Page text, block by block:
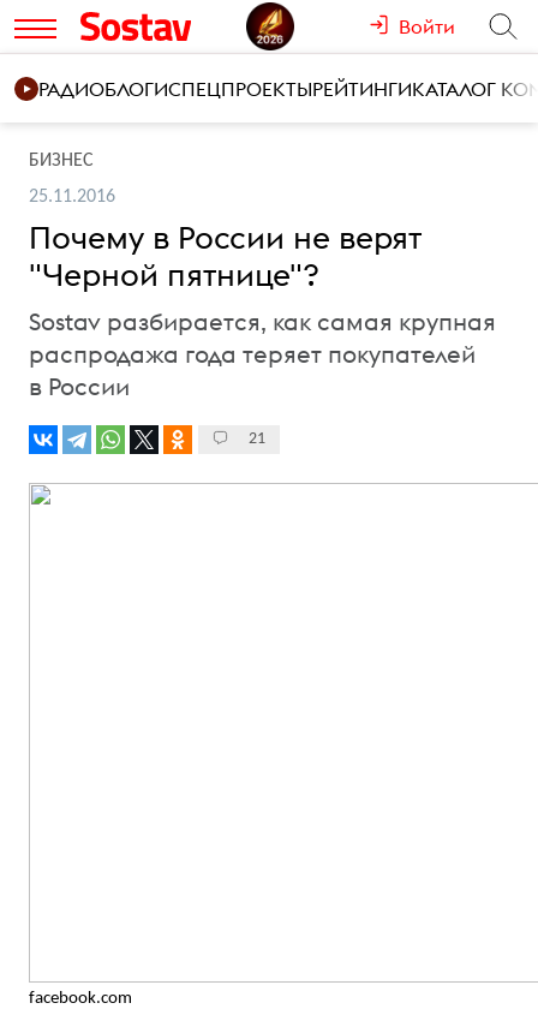
Войти
РАДИОБЛОГИСПЕЦПРОЕКТЫРЕЙТИНГИКАТАЛОГ
БИЗНЕС
25.11.2016
Почему в России не верят
"Черной пятнице"?
Sostav разбирается, как самая крупная
распродажа года теряет покупателей
в России
21
facebook.com